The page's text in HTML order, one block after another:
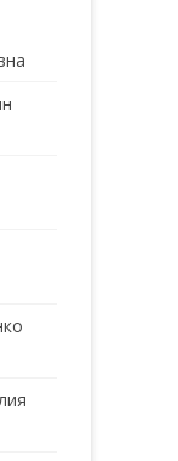
КАРДИОЛОГ